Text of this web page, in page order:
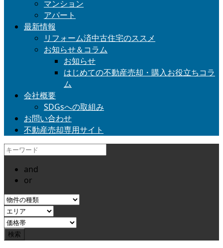
マンション
アパート
最新情報
リフォーム済中古住宅のススメ
お知らせ＆コラム
お知らせ
はじめての不動産売却・購入お役立ちコラ
ム
会社概要
SDGsへの取組み
お問い合わせ
不動産売却専用サイト
and
or